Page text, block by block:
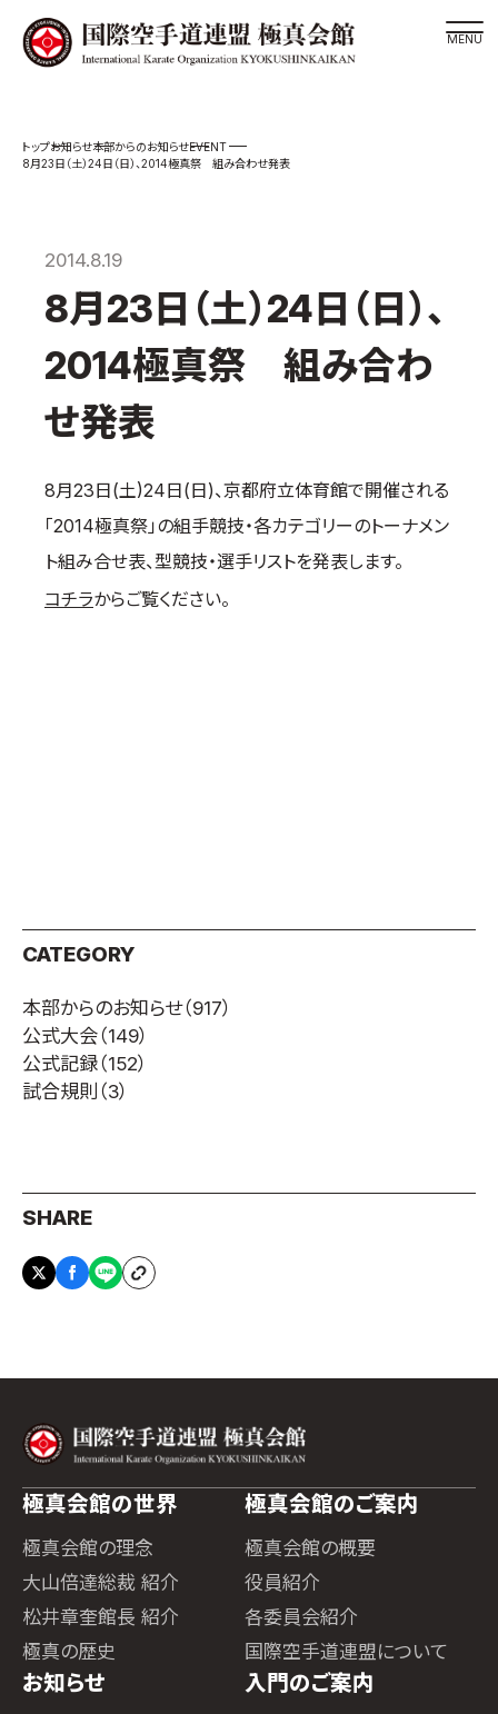
スケジュール
松井章奎館長 紹介
極真の歴史
極真会館のご案内
各委員会紹介
国際空手道連盟について
お知らせ
本部からのお知らせ
取材のお申し込み
Language
お知らせ本部からのお知らせEVENT
8月23日（土）24日（日）、2014極真祭 組み合わせ発表
2014.8.19
8月23日（土）24日（日）、
2014極真祭 組み合わ
せ発表
8月23日(土)24日(日)、京都府立体育館で開催される
「2014極真祭」の組手競技・各カテゴリーのトーナメン
ト組み合せ表、型競技・選手リストを発表します。
コチラからご覧ください。
CATEGORY
本部からのお知らせ（917）
公式大会（149）
公式記録（152）
試合規則 （3）
SHARE
極真会館の世界
極真会館の理念
大山倍達総裁 紹介
松井章奎館長 紹介
極真の歴史
極真会館のご案内
極真会館の概要
役員紹介
各委員会紹介
国際空手道連盟について
お知らせ 入門のご案内